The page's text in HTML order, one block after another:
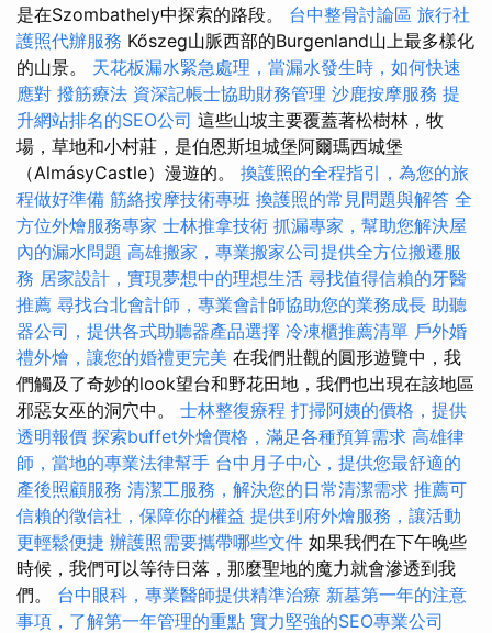
是在Szombathely中探索的路段。 台中整骨討論區 旅行社
護照代辦服務 Kőszeg山脈西部的Burgenland山上最多樣化
的山景。 天花板漏水緊急處理，當漏水發生時，如何快速
應對 撥筋療法 資深記帳士協助財務管理 沙鹿按摩服務 提
升網站排名的SEO公司 這些山坡主要覆蓋著松樹林，牧
場，草地和小村莊，是伯恩斯坦城堡阿爾瑪西城堡
（AlmásyCastle）漫遊的。 換護照的全程指引，為您的旅
程做好準備 筋絡按摩技術專班 換護照的常見問題與解答 全
方位外燴服務專家 士林推拿技術 抓漏專家，幫助您解決屋
內的漏水問題 高雄搬家，專業搬家公司提供全方位搬遷服
務 居家設計，實現夢想中的理想生活 尋找值得信賴的牙醫
推薦 尋找台北會計師，專業會計師協助您的業務成長 助聽
器公司，提供各式助聽器產品選擇 冷凍櫃推薦清單 戶外婚
禮外燴，讓您的婚禮更完美 在我們壯觀的圓形遊覽中，我
們觸及了奇妙的look望台和野花田地，我們也出現在該地區
邪惡女巫的洞穴中。 士林整復療程 打掃阿姨的價格，提供
透明報價 探索buffet外燴價格，滿足各種預算需求 高雄律
師，當地的專業法律幫手 台中月子中心，提供您最舒適的
產後照顧服務 清潔工服務，解決您的日常清潔需求 推薦可
信賴的徵信社，保障你的權益 提供到府外燴服務，讓活動
更輕鬆便捷 辦護照需要攜帶哪些文件 如果我們在下午晚些
時候，我們可以等待日落，那麼聖地的魔力就會滲透到我
們。 台中眼科，專業醫師提供精準治療 新墓第一年的注意
事項，了解第一年管理的重點 實力堅強的SEO專業公司